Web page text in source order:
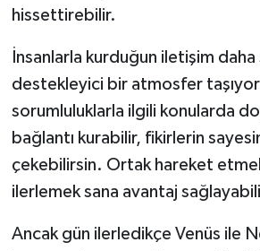
hissettirebilir.
İnsanlarla kurduğun iletişim daha
destekleyici bir atmosfer
sorumluluklarla ilgili konularda
bağlantı kurabilir, fikirlerin
çekebilirsin. Ortak hareket
ilerlemek sana avantaj
Ancak gün ilerledikçe Venüs ile